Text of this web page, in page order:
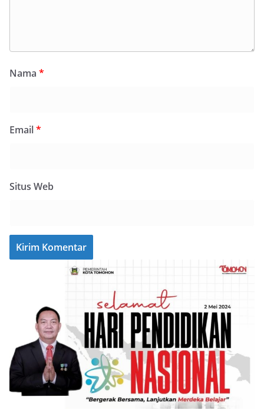
Nama *
Email*
Situs Web